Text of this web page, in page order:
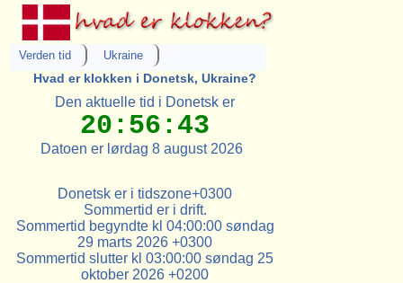
Verden tid Ukraine
Hvad er klokken i Donetsk, Ukraine?
Den aktuelle tid i Donetsk er
20:56:43
Datoen er lørdag 8 august 2026
Donetsk er i tidszone+0300
Sommertid er i drift.
Sommertid begyndte kl 04:00:00 søndag
29 marts 2026 +0300
Sommertid slutter kl 03:00:00 søndag 25
oktober 2026 +0200